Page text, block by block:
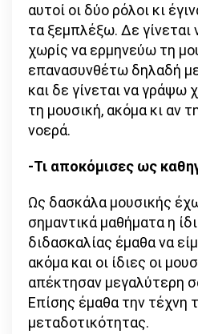
αυτοί οι δύο ρόλοι κι
τα ξεμπλέξω. Δε
χωρίς να ερμηνεύω τη
επανασυνθέτω δηλαδή
και δε γίνεται να γράψω
τη μουσική, ακόμα κι αν
νοερά.
-Τι αποκόμισες ως
Ως δασκάλα μουσικής
σημαντικά μαθήματα η
διδασκαλίας έμαθα να
ακόμα και οι ίδιες οι
απέκτησαν μεγαλύτερη
Επίσης έμαθα την τέχνη
μεταδοτικότητας.